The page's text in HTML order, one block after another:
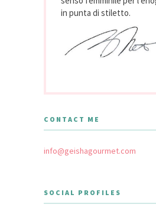
in punta di stiletto.
CONTACT ME
info@geishagourmet.com
SOCIAL PROFILES